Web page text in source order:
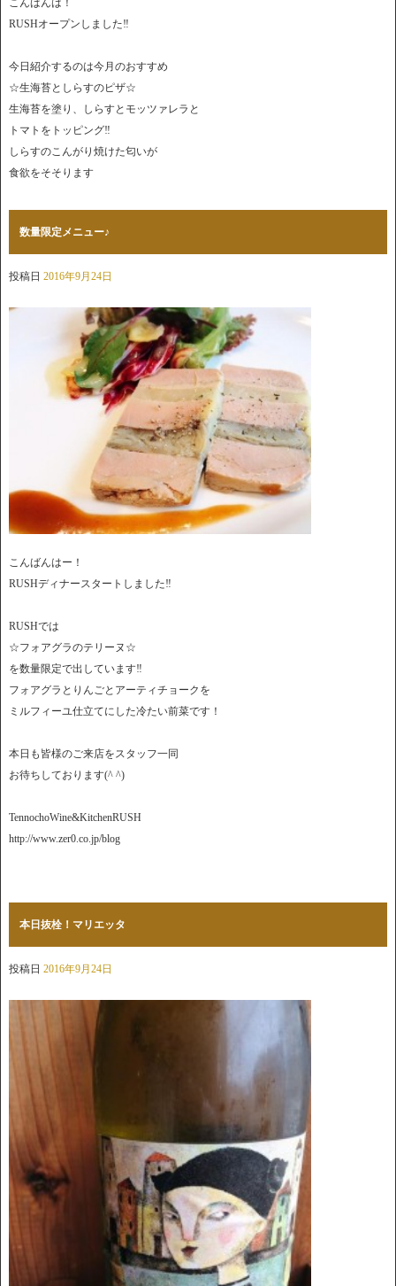
RUSHオープンしました‼︎
今日紹介するのは今月のおすすめ
☆生海苔としらすのピザ☆
生海苔を塗り、しらすとモッツァレラと
トマトをトッピング‼︎
しらすのこんがり焼けた匂いが
食欲をそそります
数量限定メニュー♪
投稿日 2016年9月24日
こんばんはー！
RUSHディナースタートしました‼︎
RUSHでは
☆フォアグラのテリーヌ☆
を数量限定で出しています‼︎
フォアグラとりんごとアーティチョークを
ミルフィーユ仕立てにした冷たい前菜です！
本日も皆様のご来店をスタッフ一同
お待ちしております(^ ^)
TennochoWine&KitchenRUSH
http://www.zer0.co.jp/blog
本日抜栓！マリエッタ
投稿日 2016年9月24日